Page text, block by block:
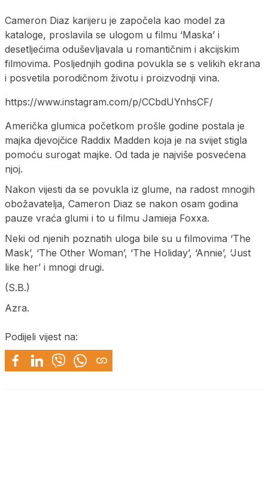
Cameron Diaz karijeru je započela kao model za
kataloge, proslavila se ulogom u filmu ‘Maska’ i
desetljećima oduševljavala u romantičnim i akcijskim
filmovima. Posljednjih godina povukla se s velikih ekrana
i posvetila porodičnom životu i proizvodnji vina.
https://www.instagram.com/p/CCbdUYnhsCF/
Američka glumica početkom prošle godine postala je
majka djevojčice Raddix Madden koja je na svijet stigla
pomoću surogat majke. Od tada je najviše posvećena
njoj.
Nakon vijesti da se povukla iz glume, na radost mnogih
obožavatelja, Cameron Diaz se nakon osam godina
pauze vraća glumi i to u filmu Jamieja Foxxa.
Neki od njenih poznatih uloga bile su u filmovima ‘The
Mask’, ‘The Other Woman’, ‘The Holiday’, ‘Annie’, ‘Just
like her’ i mnogi drugi.
(S.B.)
Azra.
Podijeli vijest na: